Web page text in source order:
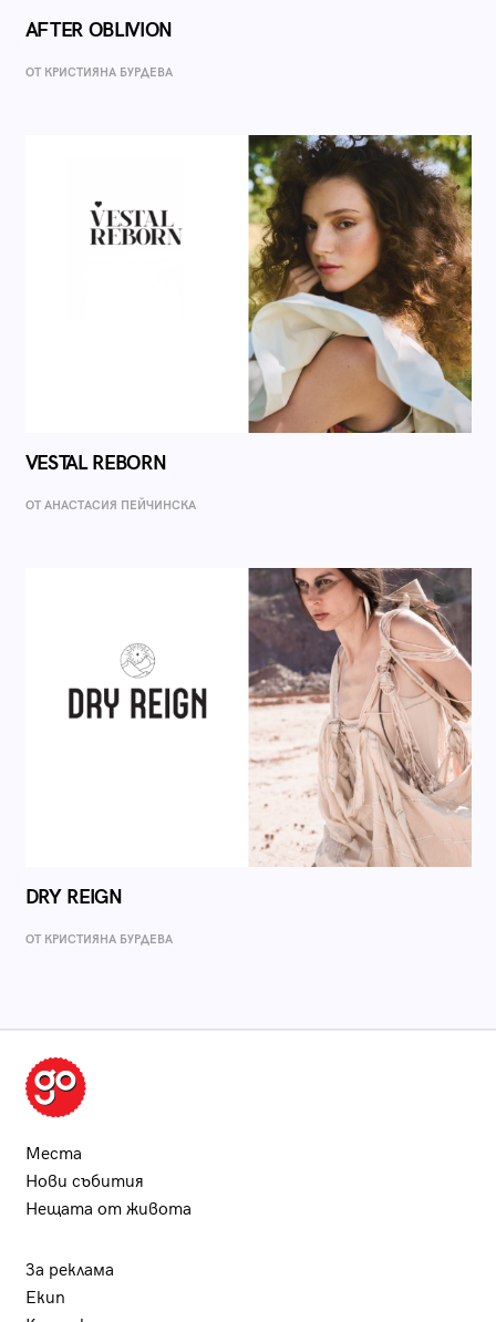
AFTER OBLIVION
ОТ КРИСТИЯНА БУРДЕВА
VESTAL REBORN
ОТ AНАСТАСИЯ ПЕЙЧИНСКА
DRY REIGN
ОТ КРИСТИЯНА БУРДЕВА
Места
Нови събития
Нещата от живота
За реклама
Екип